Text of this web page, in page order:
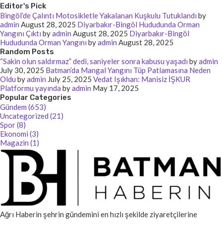
Editor's Pick
Bingöl’de Çalıntı Motosikletle Yakalanan Kuşkulu Tutuklandı by
admin August 28, 2025 Diyarbakır-Bingöl Hududunda Orman
Yangını Çıktı byadmin August 28, 2025 Diyarbakır-Bingöl
Hududunda Orman Yangını byadmin August 28, 2025
Random Posts
“Sakin olun saldırmaz” dedi, saniyeler sonra kabusu yaşadı byadmin
July 30, 2025 Batman’da Mangal Yangını Tüp Patlamasına Neden
Oldu byadmin July 25, 2025 Vedat Işıkhan: Manisiz İŞKUR
Platformu yayında byadmin May 17, 2025
Popular Categories
Gündem (653)
Uncategorized (21)
Spor (8)
Ekonomi (3)
Magazin (1)
Ağrı Haberin şehrin gündemini en hızlı şekilde ziyaretçilerine